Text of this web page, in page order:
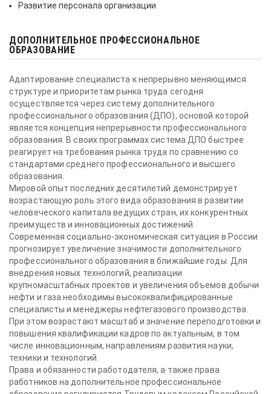
Развитие персонала организации
ДОПОЛНИТЕЛЬНОЕ ПРОФЕССИОНАЛЬНОЕ
ОБРАЗОВАНИЕ
Адаптирование специалиста к непрерывно меняющимся
структуре и приоритетам рынка труда сегодня
осуществляется через систему дополнительного
профессионального образования (ДПО), основой которой
является концепция непрерывности профессионального
образования. В своих программах система ДПО быстрее
реагирует на требования рынка труда по сравнению со
стандартами среднего профессионального и высшего
образования.
Мировой опыт последних десятилетий демонстрирует
возрастающую роль этого вида образования в развитии
человеческого капитала ведущих стран, их конкурентных
преимуществ и инновационных достижений.
Современная социально-экономическая ситуация в России
прогнозирует увеличение значимости дополнительного
профессионального образования в ближайшие годы. Для
внедрения новых технологий, реализации
крупномасштабных проектов и увеличения объемов добычи
нефти и газа необходимы высококвалифицированные
специалисты и менеджеры нефтегазового производства.
При этом возрастают масштаб и значение переподготовки и
повышения квалификации кадров по актуальным, в том
числе инновационным, направлениям развития науки,
техники и технологий.
Права и обязанности работодателя, а также права
работников на дополнительное профессиональное